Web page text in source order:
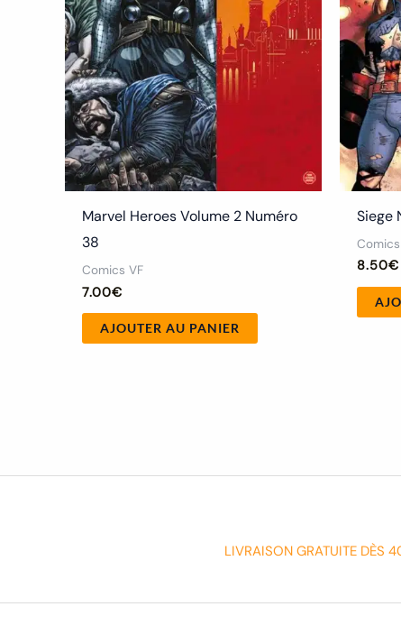
Marvel Heroes Volume 2 Numéro
38
Comics VF
7.00€
AJOUTER AU PANIER
Siege
8.50€
LIVRAISON GRATUITE DÈS